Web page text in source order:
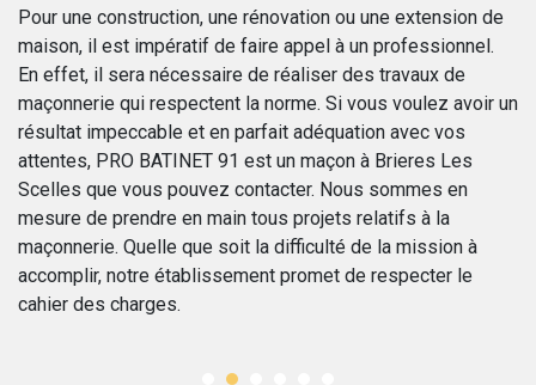
Pour une construction, une rénovation ou une extension de
maison, il est impératif de faire appel à un professionnel.
En effet, il sera nécessaire de réaliser des travaux de
maçonnerie qui respectent la norme. Si vous voulez avoir un
résultat impeccable et en parfait adéquation avec vos
attentes, PRO BATINET 91 est un maçon à Brieres Les
Scelles que vous pouvez contacter. Nous sommes en
mesure de prendre en main tous projets relatifs à la
maçonnerie. Quelle que soit la difficulté de la mission à
accomplir, notre établissement promet de respecter le
cahier des charges.